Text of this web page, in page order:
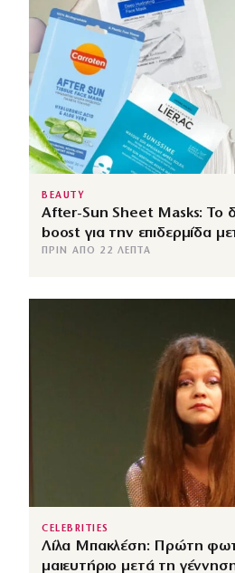
BEAUTY
After-Sun Sheet Masks: Το
boost για την επιδερμίδα
ΠΡΙΝ ΑΠΌ 22 ΛΕΠΤΆ
CELEBRITIES
Λίλα Μπακλέση: Πρώτη
μαιευτήριο μετά τη